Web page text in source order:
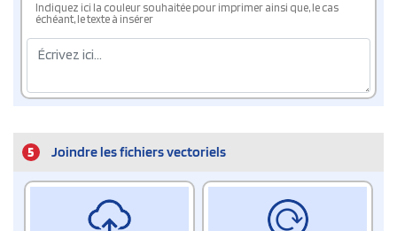
Indiquez ici la couleur souhaitée pour imprimer ainsi que, le cas
échéant, le texte à insérer
5 Joindre les fichiers vectoriels